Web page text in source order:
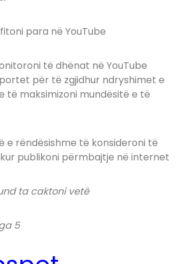
para në YouTube
të dhënat në YouTube
për të zgjidhur ndryshimet e
të maksimizoni mundësitë e të
e rëndësishme të konsideroni të
publikoni përmbajtje në internet
ta caktoni vetë
5